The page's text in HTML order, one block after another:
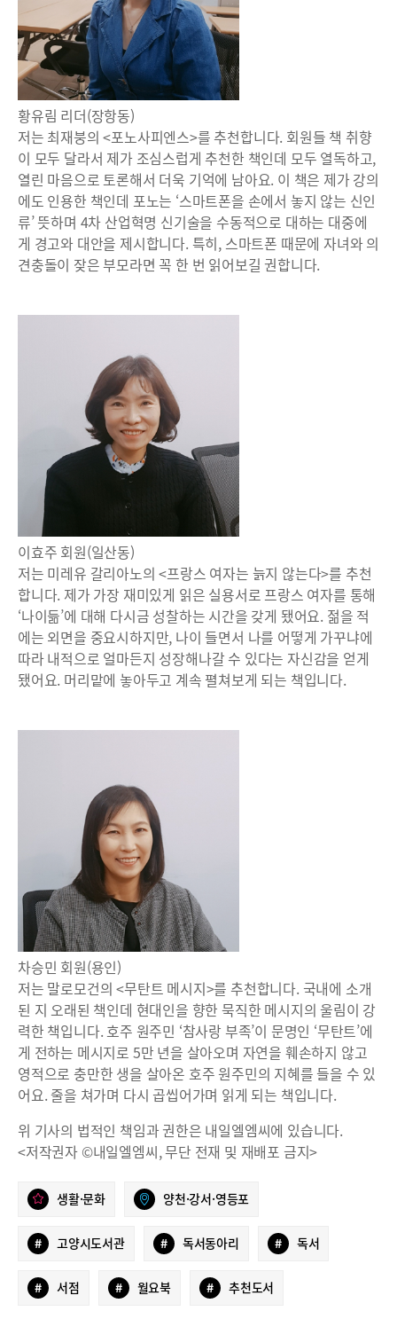
황유림 리더(장항동)
저는 최재붕의 <포노사피엔스>를 추천합니다. 회원들 책 취향
이 모두 달라서 제가 조심스럽게 추천한 책인데 모두 열독하고,
열린 마음으로 토론해서 더욱 기억에 남아요. 이 책은 제가 강의
에도 인용한 책인데 포노는 ‘스마트폰을 손에서 놓지 않는 신인
류’ 뜻하며 4차 산업혁명 신기술을 수동적으로 대하는 대중에
게 경고와 대안을 제시합니다. 특히, 스마트폰 때문에 자녀와 의
견충돌이 잦은 부모라면 꼭 한 번 읽어보길 권합니다.
이효주 회원(일산동)
저는 미레유 갈리아노의 <프랑스 여자는 늙지 않는다>를 추천
합니다. 제가 가장 재미있게 읽은 실용서로 프랑스 여자를 통해
‘나이듦’에 대해 다시금 성찰하는 시간을 갖게 됐어요. 젊을 적
에는 외면을 중요시하지만, 나이 들면서 나를 어떻게 가꾸냐에
따라 내적으로 얼마든지 성장해나갈 수 있다는 자신감을 얻게
됐어요. 머리맡에 놓아두고 계속 펼쳐보게 되는 책입니다.
차승민 회원(용인)
저는 말로모건의 <무탄트 메시지>를 추천합니다. 국내에 소개
된 지 오래된 책인데 현대인을 향한 묵직한 메시지의 울림이 강
력한 책입니다. 호주 원주민 ‘참사랑 부족’이 문명인 ‘무탄트’에
게 전하는 메시지로 5만 년을 살아오며 자연을 훼손하지 않고
영적으로 충만한 생을 살아온 호주 원주민의 지혜를 들을 수 있
어요. 줄을 쳐가며 다시 곱씹어가며 읽게 되는 책입니다.
위 기사의 법적인 책임과 권한은 내일엘엠씨에 있습니다.
<저작권자 ©내일엘엠씨, 무단 전재 및 재배포 금지>
생활·문화 양천·강서·영등포
# 고양시도서관 # 독서동아리 # 독서
# 서점 # 월요북 # 추천도서